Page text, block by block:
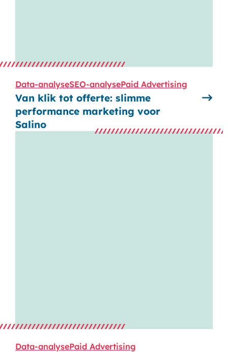
Van klik tot offerte: slimme
performance marketing voor
Salino
Data-analyseSEO-analysePaid Advertising
Data-analysePaid Advertising